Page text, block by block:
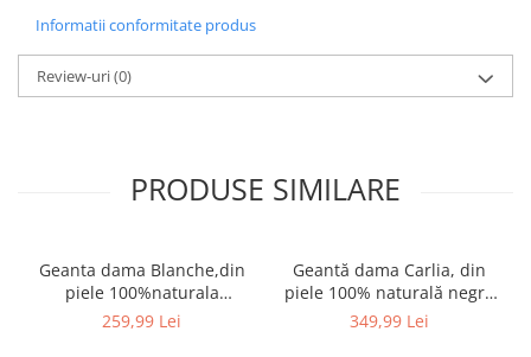
Informatii conformitate produs
Review-uri(0)
PRODUSE SIMILARE
Geanta dama Blanche,din
piele 100%naturala
Italia,8246,negru
259,99 Lei
Geantă dama Carlia, din
piele 100% naturală negru
8009
349,99 Lei